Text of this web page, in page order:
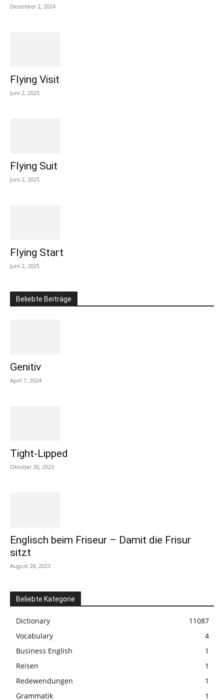
Dezember 2, 2024
Flying Visit
Juni 2, 2025
Flying Suit
Juni 2, 2025
Flying Start
Juni 2, 2025
Beliebte Beiträge
Genitiv
April 7, 2024
Tight-Lipped
Oktober 30, 2023
Englisch beim Friseur – Damit die Frisur
sitzt
August 28, 2023
Beliebte Kategorie
Dictionary
11087
Vocabulary
4
Business English
1
Reisen
1
Redewendungen
1
Grammatik
1